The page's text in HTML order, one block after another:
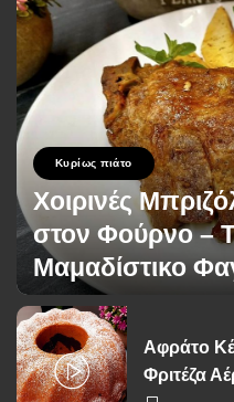
Κυρίως πιάτο
Χοιρινές
στον Φούρνο –
Μαμαδίστικο
Posted
by
George Zolis 15 Ιουνίου 2026
Αφράτο
Φριτέζα